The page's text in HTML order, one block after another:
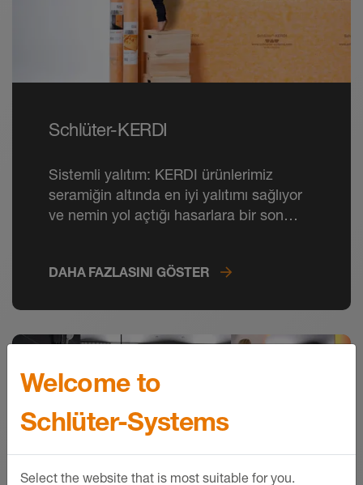
Schlüter-KERDI
Sistemli yalıtım: KERDI ürünlerimiz
seramiğin altında en iyi yalıtımı sağlıyor
ve nemin yol açtığı hasarlara bir son
DAHA FAZLASINI GÖSTER
Welcome to
Schlüter-Systems
Select the website that is most suitable for you.